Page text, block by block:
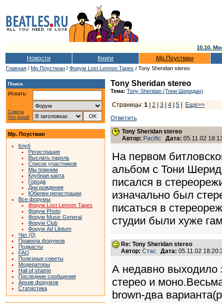
10.10.
Новости Книги Мр.Поустман
Главная / Мр.Поустман / Форум Lost Lennon Tapes / Tony Sheridan stereo
Поиск
Искать:
Советы
Vox populi
Мр. Поустман
Клуб
Регистрация
Выслать пароль
Список участников
Мы помним
Клубная карта
Города
Дни рождения
Юбилеи регистрации
Все форумы
Форум Lost Lennon Tapes
Форум Photo
Форум Music General
Форум Club
Форум Ad Libitum
Чат (0)
Правила форумов
Подкасты
FAQ
Полезные советы
Модераторы
Hall of shame
Последние сообщения
Архив форумов
Статистика
Tony Sheridan stereo
Тема: Tony Sheridan (Тони Шеридан)
Страницы: 1 2 3 4 5
Еще>>
Ответить
Tony Sheridan stereo
Автор: Pacific Дата: 05.11.02
На первом
альбом с Тони
писался в
изначально был
писаться в
студии были хуже
Re: Tony Sheridan stereo
Автор: Стас Дата: 05.11.02
А недавно выходило
стерео и
brown-два